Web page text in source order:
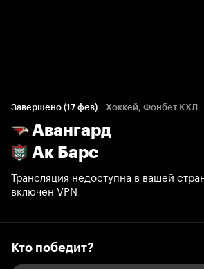
Завершено (17 фев) Хоккей, Фонбет КХЛ
Авангард
Ак Барс
Трансляция недоступна в вашей
включен VPN
70%
Кто победит?